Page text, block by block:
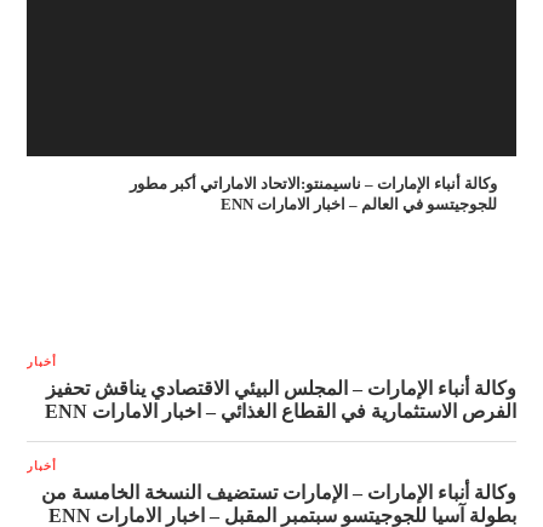
وكالة أنباء الإمارات – ناسيمنتو:الاتحاد الاماراتي أكبر مطور
للجوجيتسو في العالم – اخبار الامارات ENN
أخبار
وكالة أنباء الإمارات – المجلس البيئي الاقتصادي يناقش تحفيز
الفرص الاستثمارية في القطاع الغذائي – اخبار الامارات ENN
أخبار
وكالة أنباء الإمارات – الإمارات تستضيف النسخة الخامسة من
بطولة آسيا للجوجيتسو سبتمبر المقبل – اخبار الامارات ENN